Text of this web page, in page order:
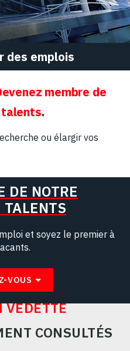
des emplois
membre de
talents.
ou élargir vos
DE NOTRE
et soyez le premier à
VOUS
VEDETTE
CONSULTÉS